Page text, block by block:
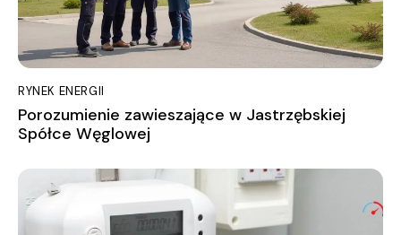
RYNEK ENERGII
Porozumienie zawieszające w Jastrzębskiej
Spółce Węglowej